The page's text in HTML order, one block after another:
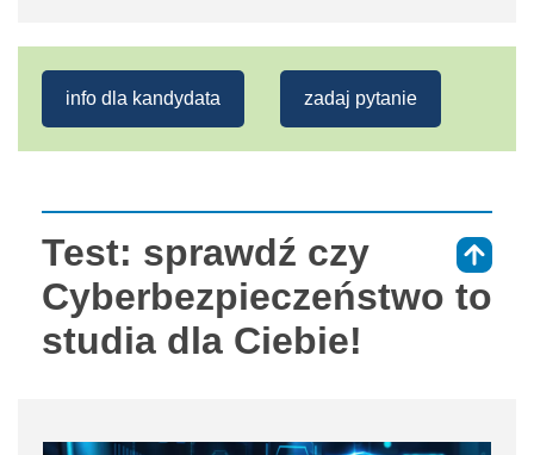
info dla kandydata zadaj pytanie
Test: sprawdź czy
Cyberbezpieczeństwo to
studia dla Ciebie!